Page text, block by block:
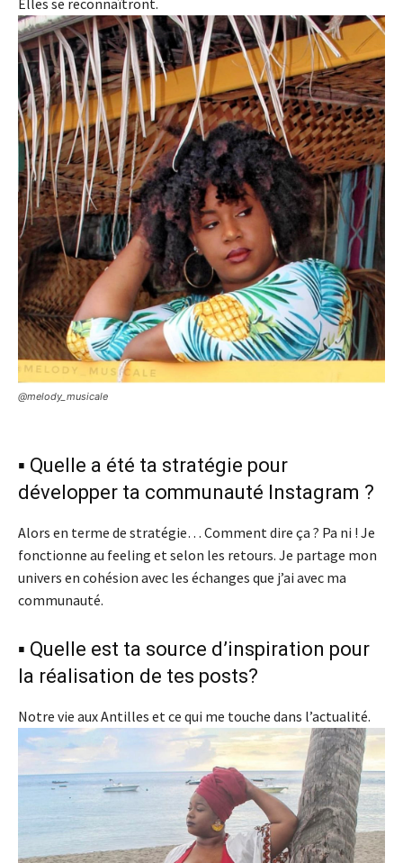
@melody_musicale
▪️ Quelle a été ta stratégie pour
développer ta communauté Instagram ?
Alors en terme de stratégie… Comment dire ça ? Pa ni ! Je
fonctionne au feeling et selon les retours. Je partage mon
univers en cohésion avec les échanges que j’ai avec ma
communauté.
▪️ Quelle est ta source d’inspiration pour
la réalisation de tes posts?
Notre vie aux Antilles et ce qui me touche dans l’actualité.